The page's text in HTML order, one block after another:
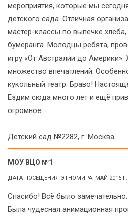
мероприятия, которые мы
детского сада. Отличная
мастер-классы по выпечке
бумеранга. Молодцы ребята,
игру «От Австралии до Америки».
множество впечатлений.
кукольный театр. Браво!
Ездим сюда много лет и ещё
огромное.
Детский сад №2282, г. Москва.
МОУ ВЦО №1
ДАТА ПОСЕЩЕНИЯ ЭТНОМИРА: МАЙ 2016 Г.
Спасибо! Всё было
Была чудесная анимационная